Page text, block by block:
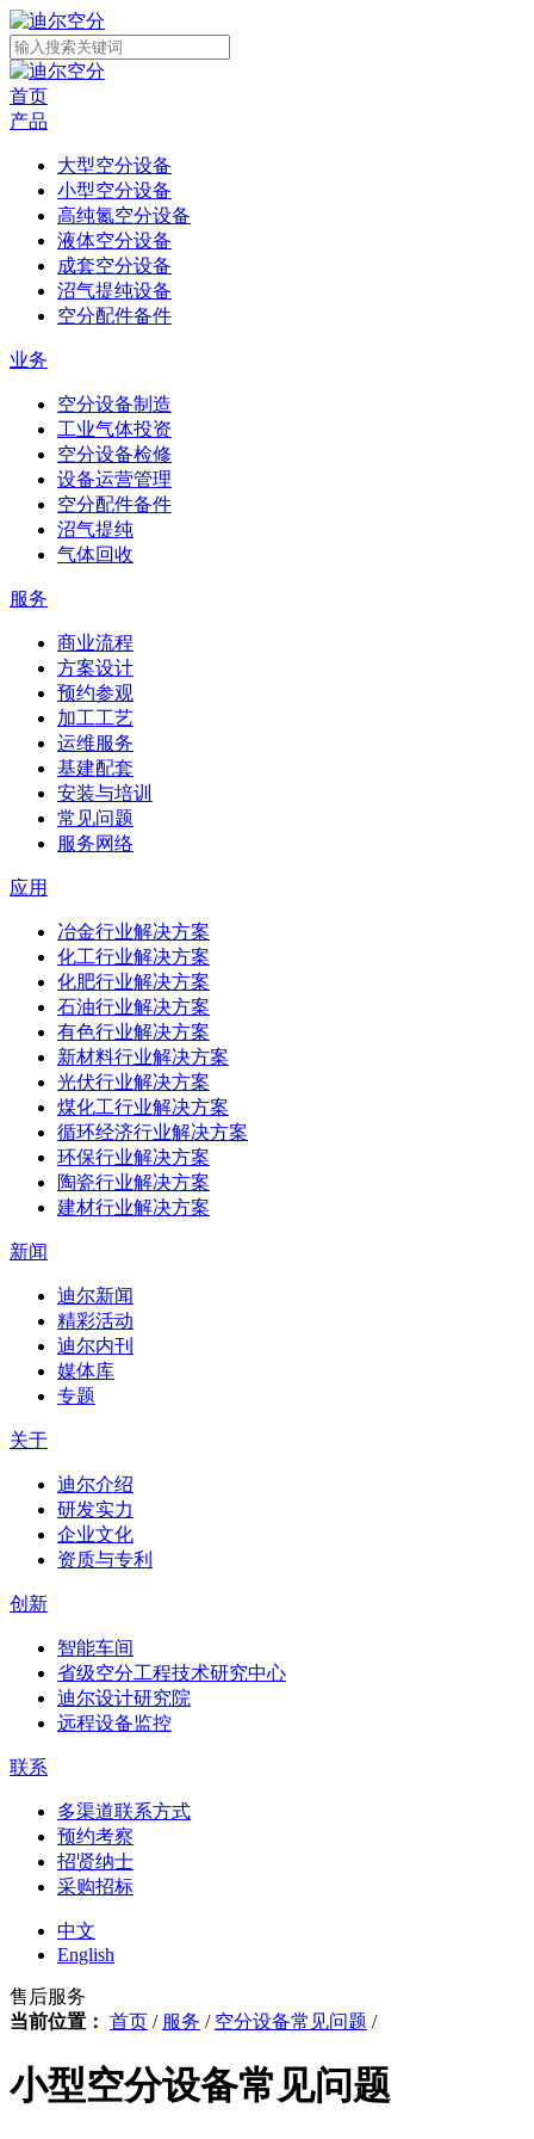
首页
产品
大型空分设备
小型空分设备
高纯氮空分设备
液体空分设备
成套空分设备
沼气提纯设备
空分配件备件
业务
空分设备制造
工业气体投资
空分设备检修
设备运营管理
空分配件备件
沼气提纯
气体回收
服务
商业流程
方案设计
预约参观
加工工艺
运维服务
基建配套
安装与培训
常见问题
服务网络
应用
冶金行业解决方案
化工行业解决方案
化肥行业解决方案
石油行业解决方案
有色行业解决方案
新材料行业解决方案
光伏行业解决方案
煤化工行业解决方案
循环经济行业解决方案
环保行业解决方案
陶瓷行业解决方案
建材行业解决方案
新闻
迪尔新闻
精彩活动
迪尔内刊
媒体库
专题
关于
迪尔介绍
研发实力
企业文化
资质与专利
创新
智能车间
省级空分工程技术研究中心
迪尔设计研究院
远程设备监控
联系
多渠道联系方式
预约考察
招贤纳士
采购招标
中文
English
售后服务
当前位置： 首页 / 服务 / 空分设备常见问题 /
小型空分设备常见问题